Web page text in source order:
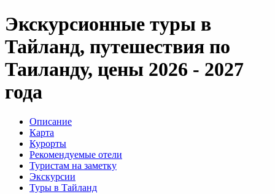
Экскурсионные туры в
Тайланд, путешествия по
Таиланду, цены 2026 - 2027
года
Описание
Карта
Курорты
Рекомендуемые отели
Туристам на заметку
Экскурсии
Туры в Тайланд